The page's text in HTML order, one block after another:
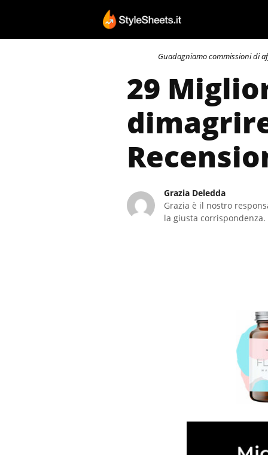
contenuto
Guadagniamo commissioni di
29
Grazia Deledda
Grazia è il nostro
la giusta